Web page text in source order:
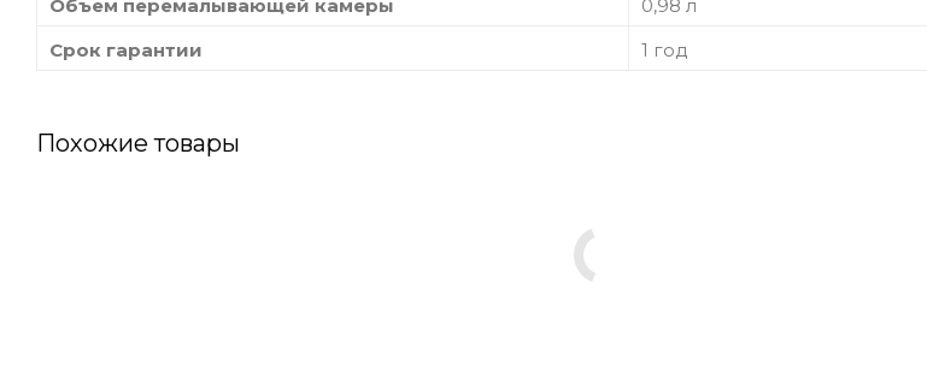
Объем перемалывающей камеры
0,98 л
Срок гарантии
1 год
Похожие товары